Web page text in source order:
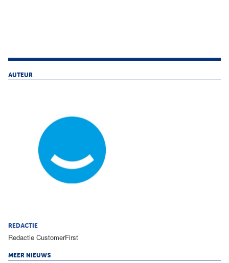
AUTEUR
REDACTIE
Redactie CustomerFirst
MEER NIEUWS